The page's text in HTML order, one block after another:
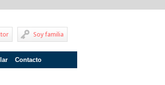
Soy familia
Contacto